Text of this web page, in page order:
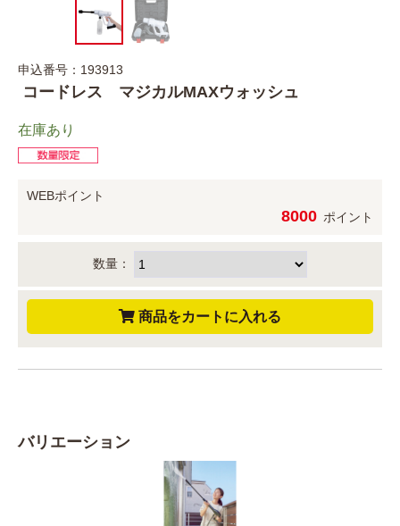
申込番号：193913
コードレス マジカルMAXウォッシュ
在庫あり
WEBポイント
8000 ポイント
数量：
バリエーション